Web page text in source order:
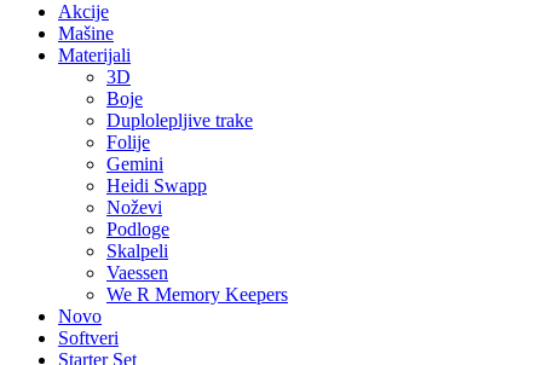
Akcije
Mašine
Materijali
3D
Boje
Duplolepljive trake
Folije
Gemini
Heidi Swapp
Noževi
Podloge
Skalpeli
Vaessen
We R Memory Keepers
Novo
Softveri
Starter Set